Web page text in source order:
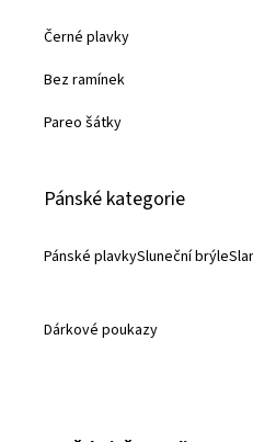
Černé plavky
Bez ramínek
Pareo šátky
Pánské kategorie
Pánské plavkySluneční brýle
Dárkové poukazy